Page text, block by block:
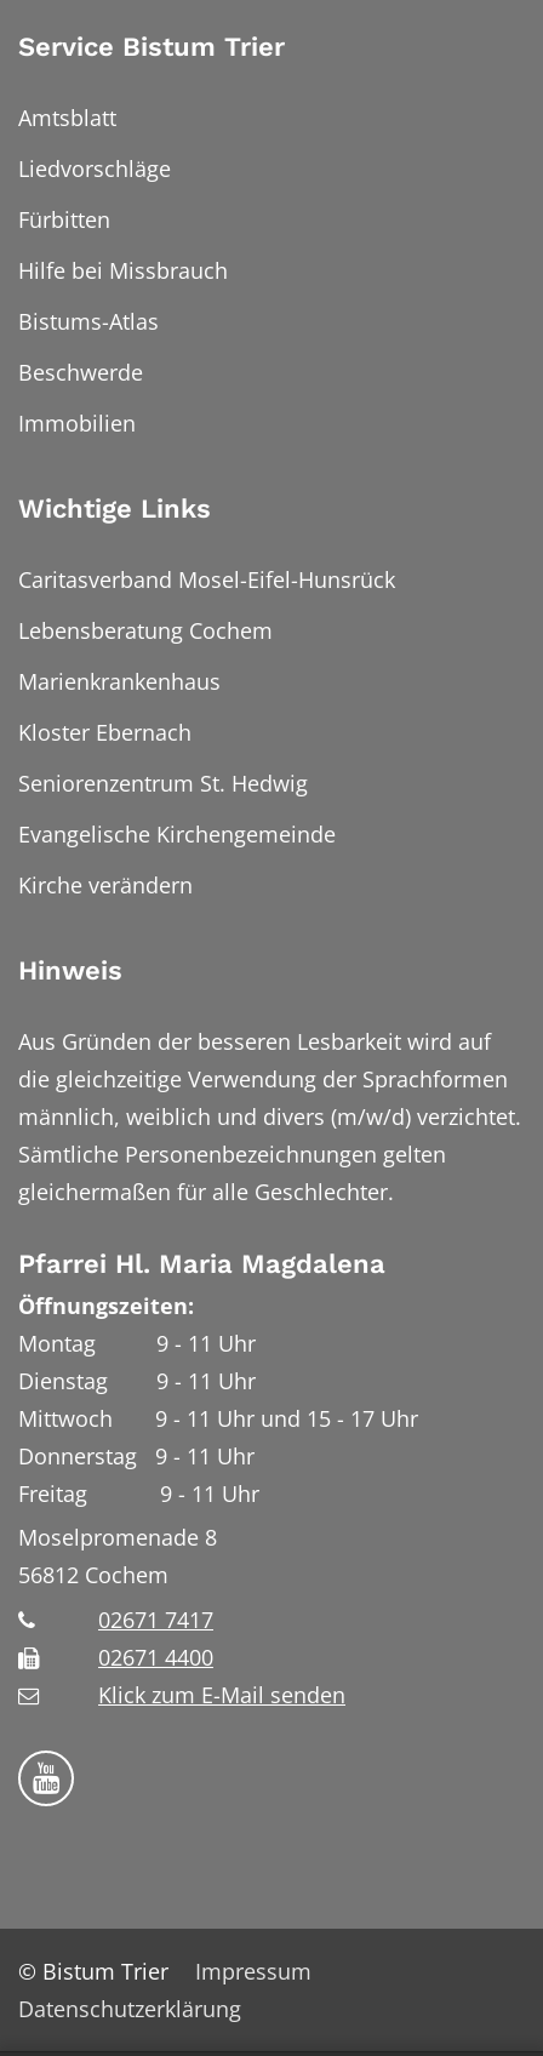
Service Bistum Trier
Amtsblatt
Liedvorschläge
Fürbitten
Hilfe bei Missbrauch
Bistums-Atlas
Beschwerde
Immobilien
Wichtige Links
Caritasverband Mosel-Eifel-Hunsrück
Lebensberatung Cochem
Marienkrankenhaus
Kloster Ebernach
Seniorenzentrum St. Hedwig
Evangelische Kirchengemeinde
Kirche verändern
Hinweis
Aus Gründen der besseren Lesbarkeit wird auf
die gleichzeitige Verwendung der Sprachformen
männlich, weiblich und divers (m/w/d) verzichtet.
Sämtliche Personenbezeichnungen gelten
gleichermaßen für alle Geschlechter.
Pfarrei Hl. Maria Magdalena
Öffnungszeiten:
Montag 9 - 11 Uhr
Dienstag 9 - 11 Uhr
Mittwoch 9 - 11 Uhr und 15 - 17 Uhr
Donnerstag 9 - 11 Uhr
Freitag 9 - 11 Uhr
Moselpromenade 8
56812 Cochem
02671 7417
02671 4400
Klick zum E-Mail senden
Bistum Trier auf YouTube
© Bistum Trier
Impressum
Datenschutzerklärung